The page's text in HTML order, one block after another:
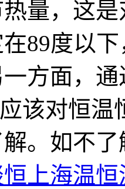
量，这
89度以
方面，
对恒温
。如不
上海温